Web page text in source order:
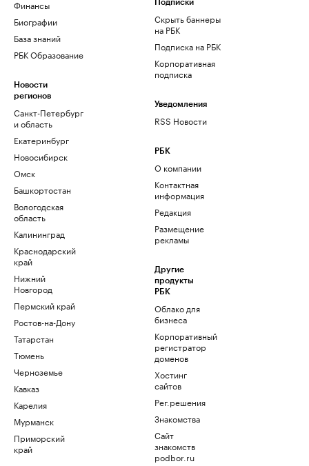
Финансы
Биографии
База знаний
РБК Образование
Новости
регионов
Санкт-Петербург
и область
Екатеринбург
Новосибирск
Омск
Башкортостан
Вологодская
область
Калининград
Краснодарский
край
Нижний
Новгород
Пермский край
Ростов-на-Дону
Татарстан
Тюмень
Черноземье
Кавказ
Карелия
Мурманск
Приморский
край
Подписки
Скрыть баннеры
на РБК
Подписка на РБК
Корпоративная
подписка
Уведомления
RSS Новости
РБК
О компании
Контактная
информация
Редакция
Размещение
рекламы
Другие
продукты
РБК
Облако для
бизнеса
Корпоративный
регистратор
доменов
Хостинг
сайтов
Рег.решения
Знакомства
Сайт
знакомств
podbor.ru